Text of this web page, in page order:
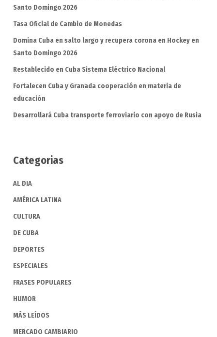
Santo Domingo 2026
Tasa Oficial de Cambio de Monedas
Domina Cuba en salto largo y recupera corona en Hockey en
Santo Domingo 2026
Restablecido en Cuba Sistema Eléctrico Nacional
Fortalecen Cuba y Granada cooperación en materia de
educación
Desarrollará Cuba transporte ferroviario con apoyo de Rusia
Categorias
AL DIA
AMÉRICA LATINA
CULTURA
DE CUBA
DEPORTES
ESPECIALES
FRASES POPULARES
HUMOR
MÁS LEÍDOS
MERCADO CAMBIARIO